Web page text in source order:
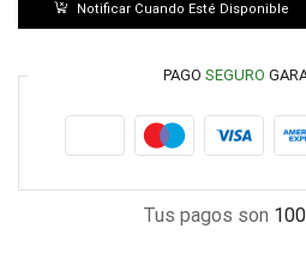
Notificar Cuando Esté Disponible
PAGO SEGURO
Tus pagos son